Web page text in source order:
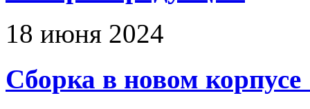
18 июня 2024
Сборка в новом